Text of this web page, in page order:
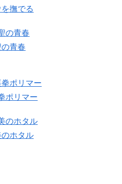
撫でる
青春
ポリマー
ホタル